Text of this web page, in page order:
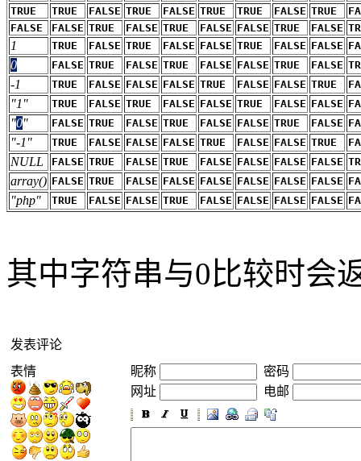
TRUE
TRUE FALSE TRUE FALSE TRUE TRUE FALSE TRUE
FALSE
FALSE TRUE FALSE TRUE FALSE FALSE TRUE FALSE
1 TRUE FALSE TRUE FALSE FALSE TRUE FALSE FALSE
0 FALSE TRUE FALSE TRUE FALSE FALSE TRUE FALSE
-1 TRUE FALSE FALSE FALSE TRUE FALSE FALSE TRUE
"1" TRUE FALSE TRUE FALSE FALSE TRUE FALSE FALSE
"0" FALSE TRUE FALSE TRUE FALSE FALSE TRUE FALSE
"-1" TRUE FALSE FALSE FALSE TRUE FALSE FALSE TRUE
NULL FALSE TRUE FALSE TRUE FALSE FALSE FALSE FALSE
array() FALSE TRUE FALSE FALSE FALSE FALSE FALSE FALSE
"php" TRUE FALSE FALSE TRUE FALSE FALSE FALSE FALSE
其中字符串与0比较时会
发表评论
表情
昵称
密码
网址
电邮